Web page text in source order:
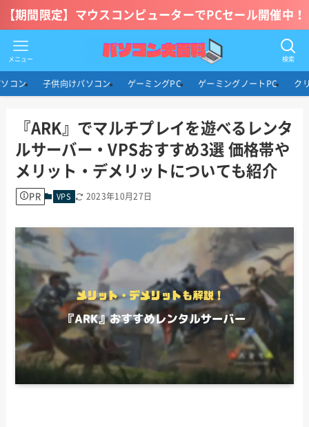
【期間限定】マウスコンピューターでPCセール開催中！
検索
メニュー
コン 子供向けパソコン ゲーミングPC ゲーミングノートPC ク
『ARK』でマルチプレイを遊べるレンタ
ルサーバー・VPSおすすめ3選 価格帯や
メリット・デメリットについても紹介
PR VPS 2023年10月27日